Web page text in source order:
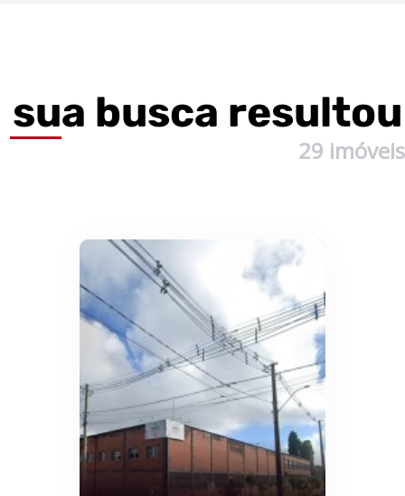
sua busca resultou
29 imóveis